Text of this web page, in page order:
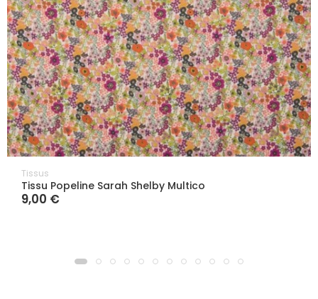
Tissus
Tissu Popeline Sarah Shelby Multico
9,00 €